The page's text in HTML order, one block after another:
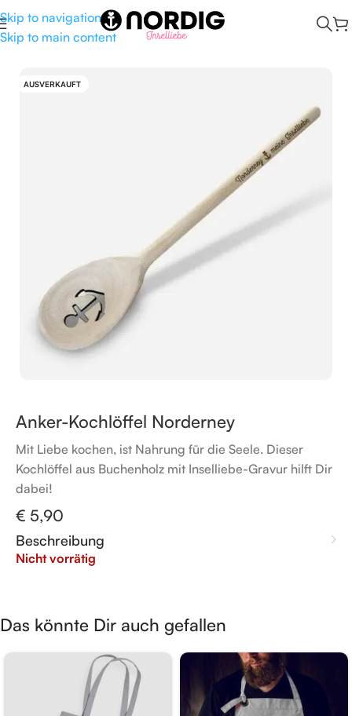
Skip to navigation
Skip to main content
Start /Kombüse/Küchenhelfer
AUSVERKAUFT
Anker-Kochlöffel Norderney
Mit Liebe kochen, ist Nahrung für die Seele. Dieser
Kochlöffel aus Buchenholz mit Inselliebe-Gravur hilft Dir
dabei!
€ 5,90
Beschreibung
Nicht vorrätig
Das könnte Dir auch gefallen